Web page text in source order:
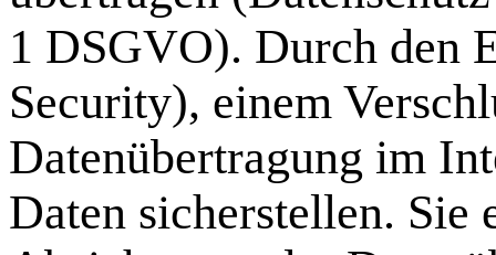
1 DSGVO). Durch den
Security), einem
Datenübertragung im
Daten sicherstellen. Sie